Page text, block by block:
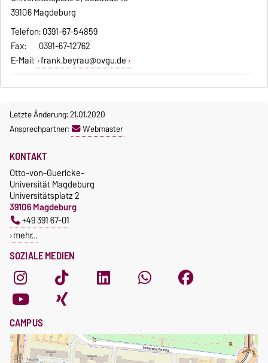
39106 Magdeburg
Telefon: 0391-67-54859
Fax: 0391-67-12762
E-Mail: frank.beyrau@ovgu.de
Letzte Änderung: 21.01.2020
Ansprechpartner:
Webmaster
SOZIALE MEDIEN
KONTAKT
Otto-von-Guericke-
Universität Magdeburg
Universitätsplatz 2
39106 Magdeburg
+49 391 67-01
mehr…
CAMPUS